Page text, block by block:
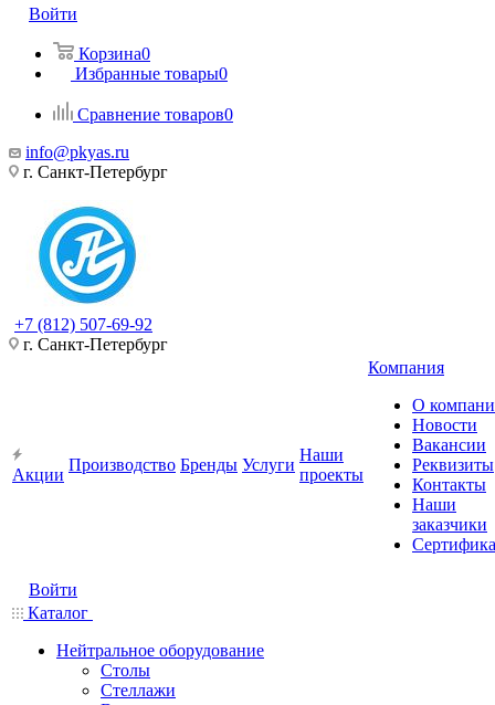
Войти
Корзина0
Избранные товары0
Сравнение товаров0
info@pkyas.ru
г. Санкт-Петербург
+7 (812) 507-69-92
г. Санкт-Петербург
Акции
Производство Бренды Услуги
Наши
проекты
Компания
О
Новости
Вакансии
Реквизиты
Контакты
Наши
заказчики
Войти
Каталог
Нейтральное оборудование
Столы
Стеллажи